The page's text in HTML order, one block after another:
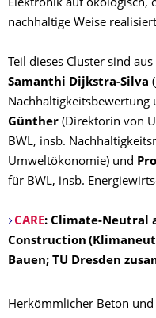
Elektronik auf ökologisch,
nachhaltige Weise
Teil dieses Cluster sind
Samanthi Dijkstra-Silva
Nachhaltigkeitsbewertung
Günther (Direktorin von
BWL, insb.
Umweltökonomie) und
für BWL, insb.
CARE: Climate-Neutral
Construction
Bauen; TU Dresden
Herkömmlicher Beton